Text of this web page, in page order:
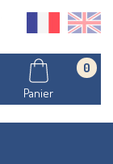
Panier
0